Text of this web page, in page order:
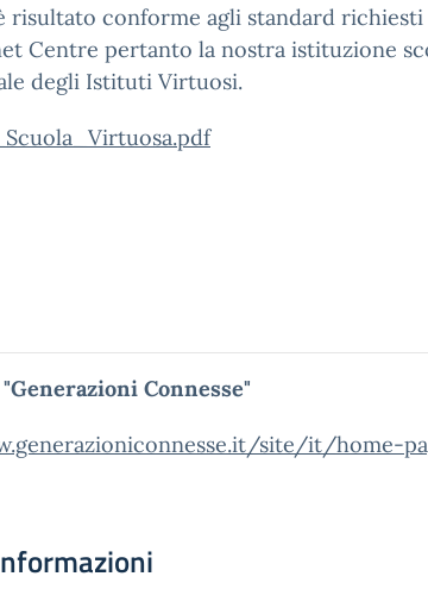
risultato conforme agli standard
Centre pertanto la nostra istituzione
degli Istituti Virtuosi.
Connesse"
site/it/home-